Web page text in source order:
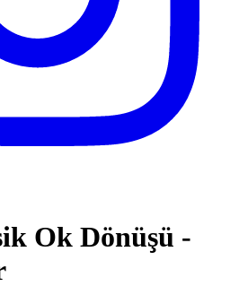
Ok Dönüşü -